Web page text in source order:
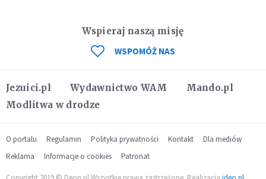
Jezuici.pl Wydawnictwo WAM
Mando.pl
Modlitwa w drodze
Wspieraj naszą misję
WSPOMÓŻ NAS
O portalu Regulamin Polityka prywatności Kontakt
Dla mediów
Reklama
Informacje o cookies Patronat